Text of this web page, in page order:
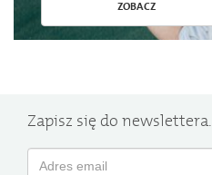
ZOBACZ
Zapisz się do newslettera.